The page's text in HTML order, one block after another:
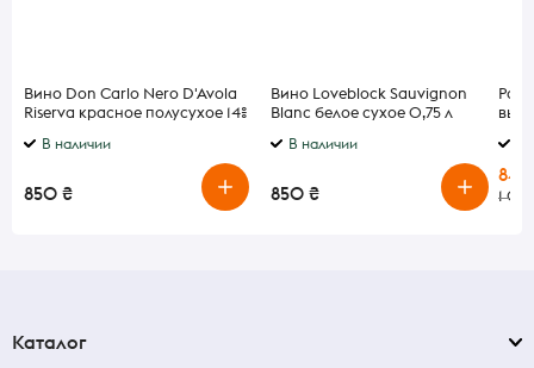
Вино Don Carlo Nero D'Avola
Riserva красное полусухое 14%
В наличии
850 ₴
Вино Loveblock Sauvignon
Blanc белое сухое 0,75 л
В наличии
850 ₴
Ром
849
1
Каталог